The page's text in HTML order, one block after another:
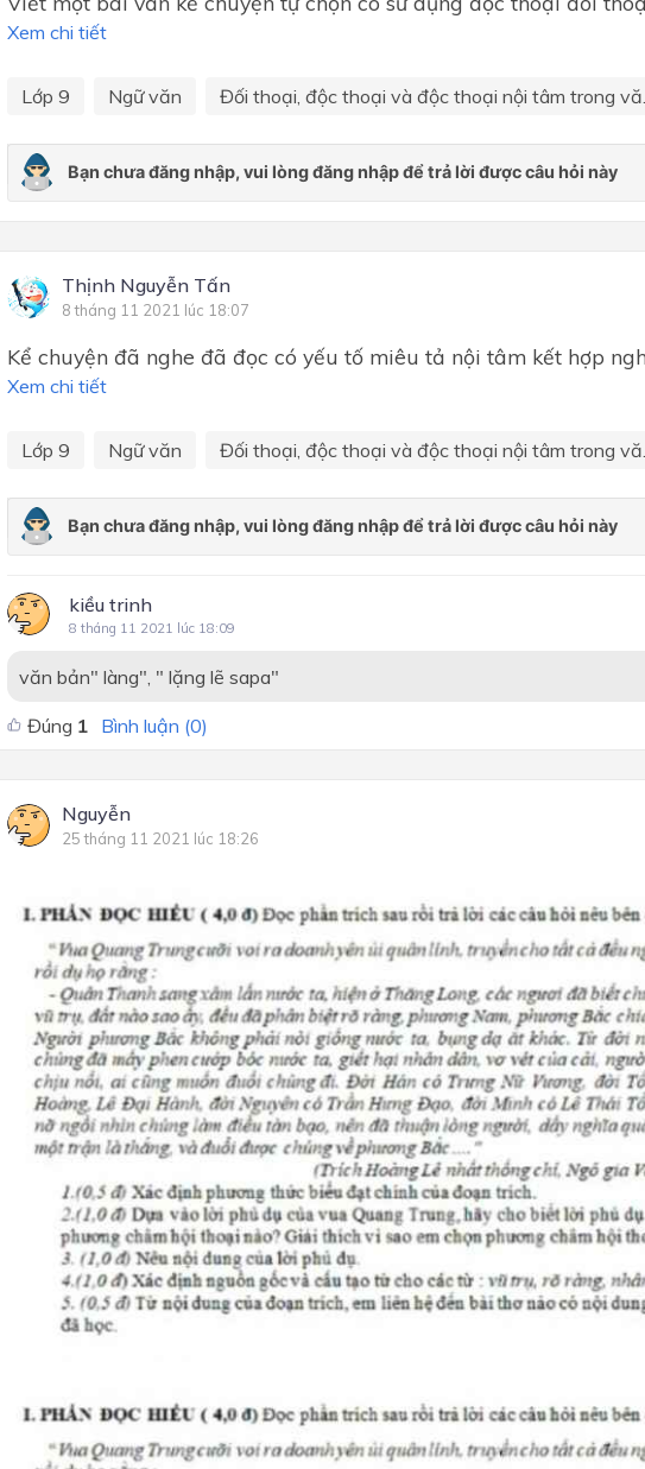
Bài 1. Thương nhớ quê
Bài 2. Những cung bậc tâm
Bài 2. Giá trị của văn
Văn mẫu lớp 9
Bài 5. Khát vọng công lí
Xem chi tiết
Lớp 9 Ngữ văn Đối thoại, độc thoại và độc thoại nội tâm trong
Thịnh Nguyễn Tấn
8 tháng 11 2021 lúc 18:07
Kể chuyện đã nghe đã đọc có yếu tố miêu tả nội tâm kết hợp
Xem chi tiết
Lớp 9 Ngữ văn Đối thoại, độc thoại và độc thoại nội tâm trong
kiều trinh
8 tháng 11 2021 lúc 18:09
văn bản" làng", " lặng lẽ sapa"
Đúng 1 Bình luận (0)
Nguyễn
25 tháng 11 2021 lúc 18:26